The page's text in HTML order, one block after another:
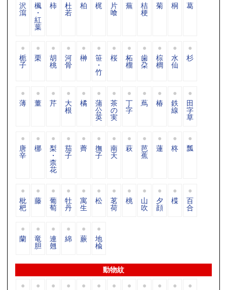
沢
瀉
楓
・
紅
葉
柿 杜
若
柏 梶 片
喰
蕪 桔
梗
菊 桐 葛
栀
子
栗 胡
桃
河
骨
榊 笹
・
竹
桜 柘
榴
歯
朶
棕
櫚
水
仙
杉
薄 董 芹 大
根
橘 蒲
公
英
茶
の
実
丁
字
蔦 椿 鉄
線
田
字
草
唐
辛
梛 梨
・
柰
花
茄
子
薺 撫
子
南
天
萩 芭
蕉
蓮 柊 瓢
枇
杷
藤 葡
萄
牡
丹
寓
生
松 茗
荷
桃 山
吹
夕
顔
楪 百
合
蘭 竜
胆
連
翹
綿 蕨 地
楡
動物紋